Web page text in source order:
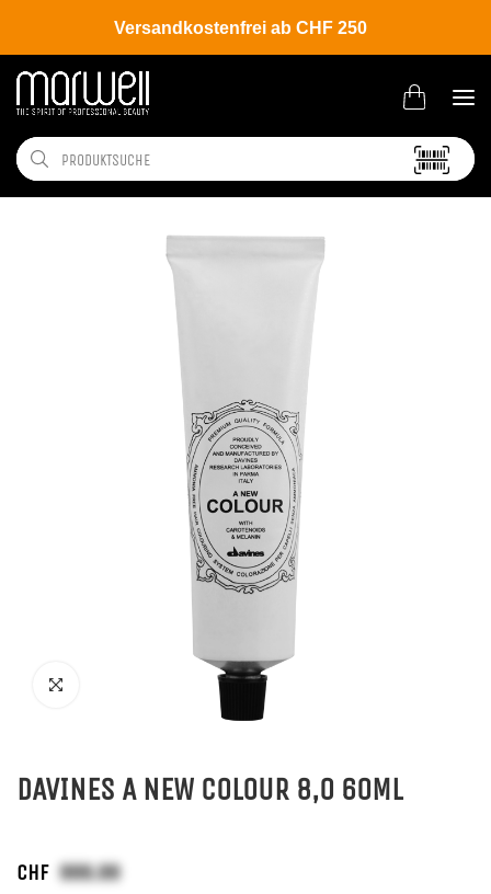
Versandkostenfrei ab CHF 250
Shop Brands Davines Colour
DAVINES A NEW COLOUR 8,0 60ML
CHF